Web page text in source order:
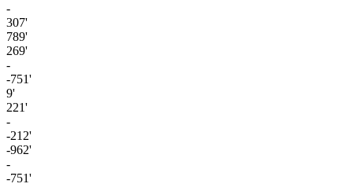
-
307'
789'
269'
-
-751'
9'
221'
-
-212'
-962'
-
-751'